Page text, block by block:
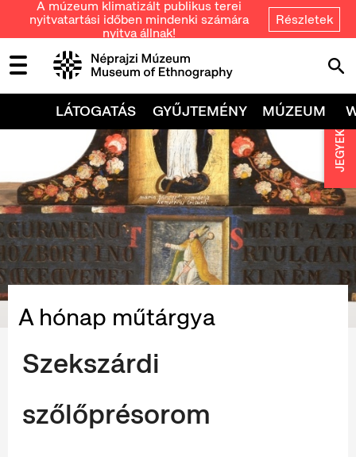
A múzeum klimatizált publikus terei
nyitvatartási időben mindenki számára
nyitva állnak!
Részletek
LÁTOGATÁS GYŰJTEMÉNY MÚZEUM
A hónap műtárgya
Szekszárdi
szőlőprésorom
JEGYEK